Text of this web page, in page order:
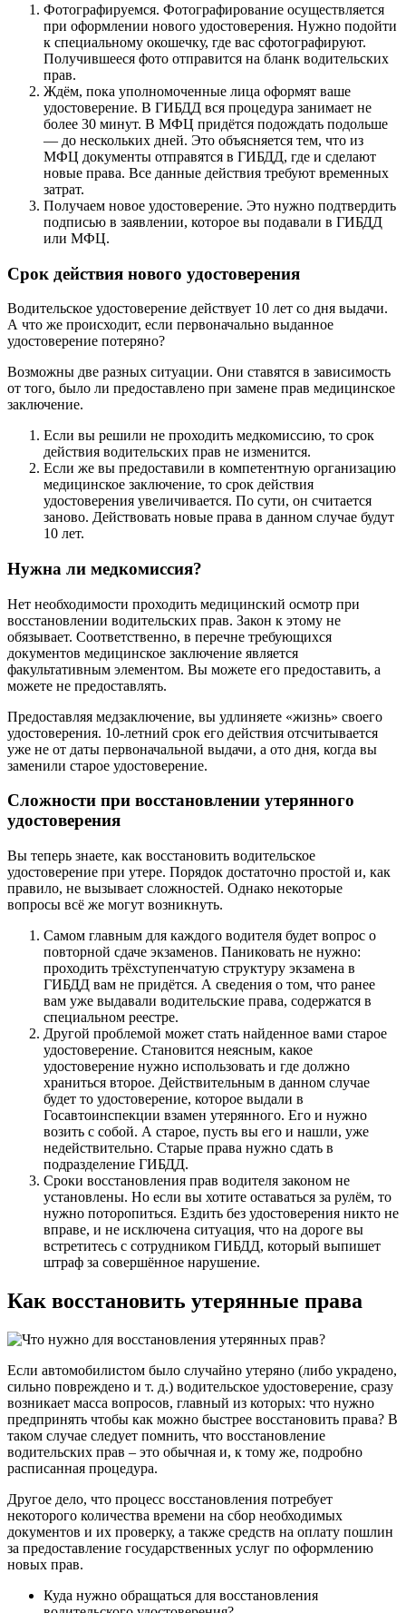
Фотографируемся. Фотографирование осуществляется
при оформлении нового удостоверения. Нужно подойти
к специальному окошечку, где вас сфотографируют.
Получившееся фото отправится на бланк водительских
прав.
Ждём, пока уполномоченные лица оформят ваше
удостоверение. В ГИБДД вся процедура занимает не
более 30 минут. В МФЦ придётся подождать подольше
— до нескольких дней. Это объясняется тем, что из
МФЦ документы отправятся в ГИБДД, где и сделают
новые права. Все данные действия требуют временных
затрат.
Получаем новое удостоверение. Это нужно подтвердить
подписью в заявлении, которое вы подавали в ГИБДД
или МФЦ.
Срок действия нового удостоверения
Водительское удостоверение действует 10 лет со дня выдачи.
А что же происходит, если первоначально выданное
удостоверение потеряно?
Возможны две разных ситуации. Они ставятся в зависимость
от того, было ли предоставлено при замене прав медицинское
заключение.
Если вы решили не проходить медкомиссию, то срок
действия водительских прав не изменится.
Если же вы предоставили в компетентную организацию
медицинское заключение, то срок действия
удостоверения увеличивается. По сути, он считается
заново. Действовать новые права в данном случае будут
10 лет.
Нужна ли медкомиссия?
Нет необходимости проходить медицинский осмотр при
восстановлении водительских прав. Закон к этому не
обязывает. Соответственно, в перечне требующихся
документов медицинское заключение является
факультативным элементом. Вы можете его предоставить, а
можете не предоставлять.
Предоставляя медзаключение, вы удлиняете «жизнь» своего
удостоверения. 10-летний срок его действия отсчитывается
уже не от даты первоначальной выдачи, а ото дня, когда вы
заменили старое удостоверение.
Сложности при восстановлении утерянного
удостоверения
Вы теперь знаете, как восстановить водительское
удостоверение при утере. Порядок достаточно простой и, как
правило, не вызывает сложностей. Однако некоторые
вопросы всё же могут возникнуть.
Самом главным для каждого водителя будет вопрос о
повторной сдаче экзаменов. Паниковать не нужно:
проходить трёхступенчатую структуру экзамена в
ГИБДД вам не придётся. А сведения о том, что ранее
вам уже выдавали водительские права, содержатся в
специальном реестре.
Другой проблемой может стать найденное вами старое
удостоверение. Становится неясным, какое
удостоверение нужно использовать и где должно
храниться второе. Действительным в данном случае
будет то удостоверение, которое выдали в
Госавтоинспекции взамен утерянного. Его и нужно
возить с собой. А старое, пусть вы его и нашли, уже
недействительно. Старые права нужно сдать в
подразделение ГИБДД.
Сроки восстановления прав водителя законом не
установлены. Но если вы хотите оставаться за рулём, то
нужно поторопиться. Ездить без удостоверения никто не
вправе, и не исключена ситуация, что на дороге вы
встретитесь с сотрудником ГИБДД, который выпишет
штраф за совершённое нарушение.
Как восстановить утерянные права
Если автомобилистом было случайно утеряно (либо украдено,
сильно повреждено и т. д.) водительское удостоверение, сразу
возникает масса вопросов, главный из которых: что нужно
предпринять чтобы как можно быстрее восстановить права? В
таком случае следует помнить, что восстановление
водительских прав – это обычная и, к тому же, подробно
расписанная процедура.
Другое дело, что процесс восстановления потребует
некоторого количества времени на сбор необходимых
документов и их проверку, а также средств на оплату пошлин
за предоставление государственных услуг по оформлению
новых прав.
Куда нужно обращаться для восстановления